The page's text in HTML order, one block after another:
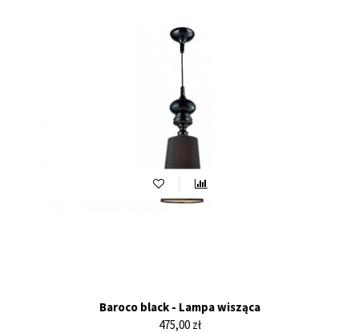
Baroco black - Lampa wisząca
Cena
475,00 zł